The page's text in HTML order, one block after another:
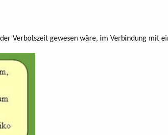
Verbotszeit gewesen wäre, im Verbindung mit